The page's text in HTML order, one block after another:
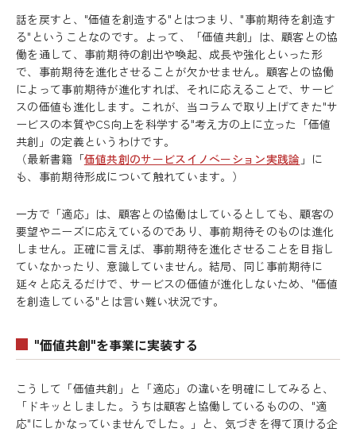
話を戻すと、"価値を創造する"とはつまり、"事前期待を創造す
る"ということなのです。よって、「価値共創」は、顧客との協
働を通して、事前期待の創出や喚起、成長や強化といった形
で、事前期待を進化させることが欠かせません。顧客との協働
によって事前期待が進化すれば、それに応えることで、サービ
スの価値も進化します。これが、当コラムで取り上げてきた"サ
ービスの本質やCS向上を科学する"考え方の上に立った「価値
共創」の定義というわけです。
（最新書籍「価値共創のサービスイノベーション実践論 」に
も、事前期待形成について触れています。）
一方で「適応」は、顧客との協働はしているとしても、顧客の
要望やニーズに応えているのであり、事前期待そのものは進化
しません。正確に言えば、事前期待を進化させることを目指し
ていなかったり、意識していません。結局、同じ事前期待に
延々と応えるだけで、サービスの価値が進化しないため、"価値
を創造している"とは言い難い状況です。
"価値共創"を事業に実装する
こうして「価値共創」と「適応」の違いを明確にしてみると、
「ドキッとしました。うちは顧客と協働しているものの、"適
応"にしかなっていませんでした。」と、気づきを得て頂ける企